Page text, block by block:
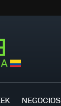
NEGOCIOS